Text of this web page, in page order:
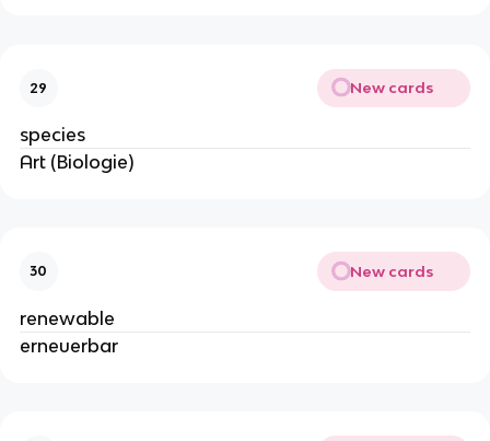
29 New cards
species
Art (Biologie)
30 New cards
renewable
erneuerbar